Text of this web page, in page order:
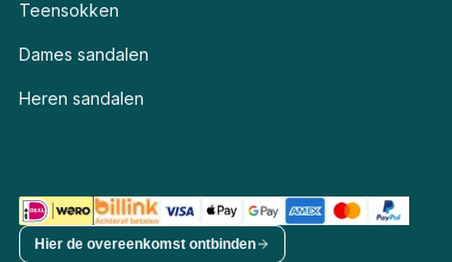
Teensokken
Dames sandalen
Heren sandalen
Hier de overeenkomst ontbinden